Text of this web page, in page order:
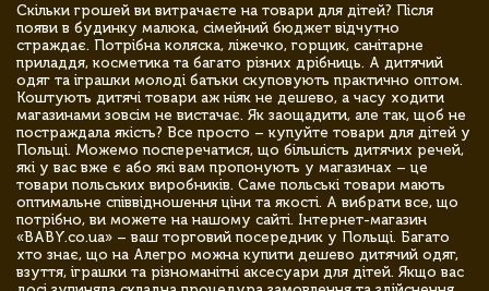
Скільки грошей ви витрачаєте на товари для дітей? Після
появи в будинку малюка, сімейний бюджет відчутно
страждає. Потрібна коляска, ліжечко, горщик, санітарне
приладдя, косметика та багато різних дрібниць. А дитячий
одяг та іграшки молоді батьки скуповують практично оптом.
Коштують дитячі товари аж ніяк не дешево, а часу ходити
магазинами зовсім не вистачає. Як заощадити, але так, щоб не
постраждала якість? Все просто – купуйте товари для дітей у
Польщі. Можемо посперечатися, що більшість дитячих речей,
які у вас вже є або які вам пропонують у магазинах – це
товари польських виробників. Саме польські товари мають
оптимальне співвідношення ціни та якості. А вибрати все, що
потрібно, ви можете на нашому сайті. Інтернет-магазин
«BABY.co.ua» – ваш торговий посередник у Польщі. Багато
хто знає, що на Алегро можна купити дешево дитячий одяг,
взуття, іграшки та різноманітні аксесуари для дітей. Якщо вас